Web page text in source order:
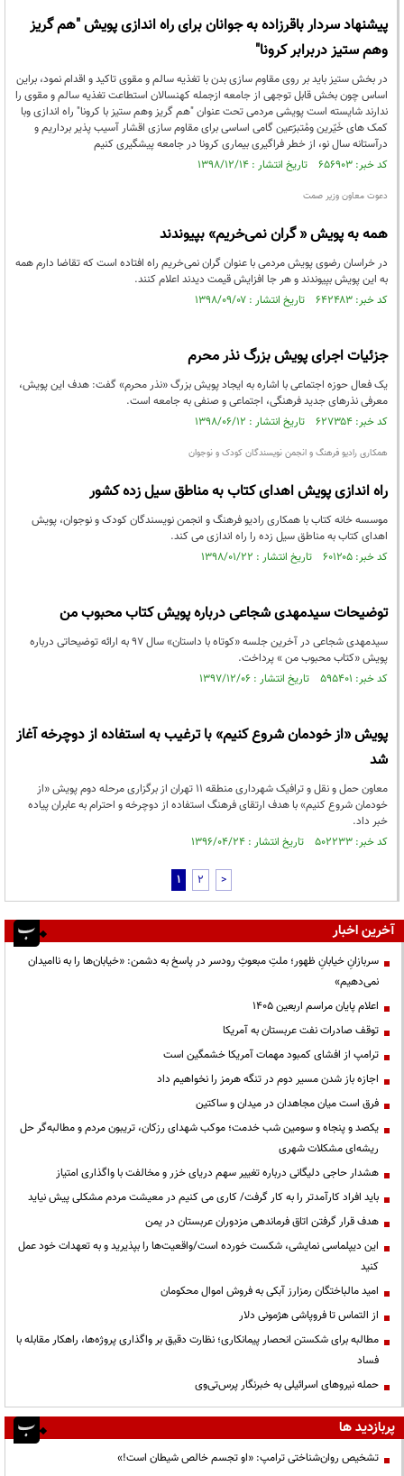
پیشنهاد سردار باقرزاده به جوانان برای راه اندازی پویش "هم گریز
وهم ستیز دربرابر کرونا"
در بخش ستیز باید بر روی مقاوم سازی بدن با تغذیه سالم و مقوی تاکید و اقدام نمود، براین
اساس چون بخش قابل توجهی از جامعه ازجمله کهنسالان استطاعت تغذیه سالم و مقوی را
ندارند شایسته است پویشی مردمی تحت عنوان "هم گریز وهم ستیز با کرونا" راه اندازی وبا
کمک های خَیّرین ومُتبرّعین گامی اساسی برای مقاوم سازی اقشار آسیب پذیر برداریم و
درآستانه سال نو، از خطر فراگیری بیماری کرونا در جامعه پیشگیری کنیم
کد خبر: ۶۵۶۹۰۳ تاریخ انتشار : ۱۳۹۸/۱۲/۱۴
دعوت معاون وزیر صمت
همه به پویش « گران نمی‌خریم» بپیوندند
در خراسان رضوی پویش مردمی با عنوان گران نمی‌خریم راه افتاده است که تقاضا دارم همه
به این پویش بپیوندند و هر جا افزایش قیمت دیدند اعلام کنند.
کد خبر: ۶۴۲۴۸۳ تاریخ انتشار : ۱۳۹۸/۰۹/۰۷
جزئیات اجرای پویش بزرگ نذر محرم
یک فعال حوزه اجتماعی با اشاره به ایجاد پویش بزرگ «نذر محرم» گفت: هدف این پویش،
معرفی نذرهای جدید فرهنگی، اجتماعی و صنفی به جامعه است.
کد خبر: ۶۲۷۳۵۴ تاریخ انتشار : ۱۳۹۸/۰۶/۱۲
همکاری رادیو فرهنگ و انجمن نویسندگان کودک و نوجوان
راه اندازی پویش اهدای کتاب به مناطق سیل زده کشور
موسسه خانه کتاب با همکاری رادیو فرهنگ و انجمن نویسندگان کودک و نوجوان، پویش
اهدای کتاب به مناطق سیل زده را راه اندازی می کند.
کد خبر: ۶۰۱۲۰۵ تاریخ انتشار : ۱۳۹۸/۰۱/۲۲
توضیحات سیدمهدی شجاعی درباره پویش کتاب محبوب من
سید‌مهدی شجاعی در آخرین جلسه «کوتاه با داستان» سال ۹۷ به ارائه توضیحاتی درباره
پویش «کتاب محبوب من » پرداخت.
کد خبر: ۵۹۵۴۰۱ تاریخ انتشار : ۱۳۹۷/۱۲/۰۶
پویش «از خودمان شروع کنیم» با ترغیب به استفاده از دوچرخه آغاز
شد
معاون حمل و نقل و ترافیک شهرداری منطقه ۱۱ تهران از برگزاری مرحله دوم پویش «از
خودمان شروع کنیم» با هدف ارتقای فرهنگ استفاده از دوچرخه و احترام به عابران پیاده
خبر داد.
کد خبر: ۵۰۲۲۳۳ تاریخ انتشار : ۱۳۹۶/۰۴/۲۴
1 2 >
آخرین اخبار
سربازانِ خیابانِ ظهور؛ ملتِ مبعوثِ رودسر در پاسخ به دشمن: «خیابان‌ها را به ناامیدان
نمی‌دهیم»
اعلام پایان مراسم اربعین ۱۴۰۵
توقف صادرات نفت عربستان به آمریکا
ترامپ از افشای کمبود مهمات آمریکا خشمگین است
اجازه باز شدن مسیر دوم در تنگه هرمز را نخواهیم داد
فرق است میان مجاهدان در میدان و ساکتین
یکصد و پنجاه و سومین شب خدمت؛ موکب شهدای رزکان، تریبون مردم و مطالبه‌گر حل
ریشه‌ای مشکلات شهری
هشدار حاجی دلیگانی درباره تغییر سهم دریای خزر و مخالفت با واگذاری امتیاز
باید افراد کارآمدتر را به کار گرفت/ کاری می کنیم در معیشت مردم مشکلی پیش نیاید
هدف قرار گرفتن اتاق‌ فرماندهی مزدوران عربستان در یمن
این دیپلماسی نمایشی، شکست خورده است/واقعیت‌ها را بپذیرید و به تعهدات خود عمل
کنید
امید مالباختگان رمزارز آبکی به فروش اموال محکومان
از التماس تا فروپاشی هژمونی دلار
مطالبه برای شکستن انحصار پیمانکاری؛ نظارت دقیق بر واگذاری پروژه‌ها، راهکار مقابله با
فساد
حمله نیروهای اسرائیلی به خبرنگار پرس‌تی‌وی
پربازدید ها
تشخیص روان‌شناختی ترامپ: «او تجسم خالص شیطان است!»